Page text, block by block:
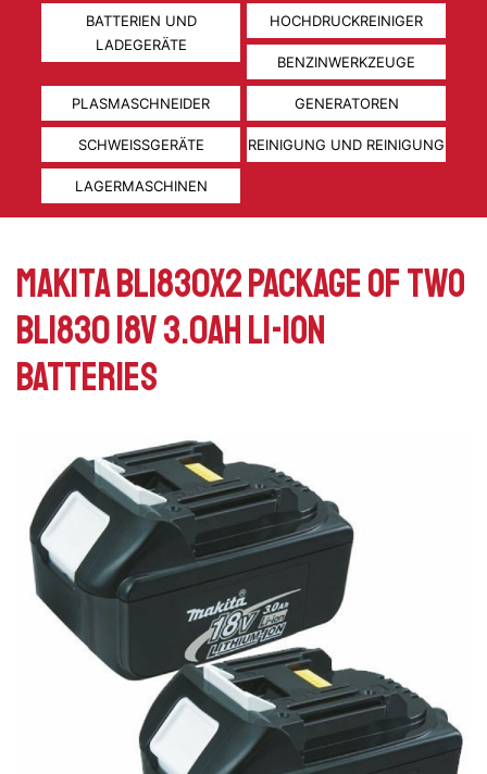
BATTERIEN UND
LADEGERÄTE
HOCHDRUCKREINIGER
BENZINWERKZEUGE
PLASMASCHNEIDER GENERATOREN
SCHWEISSGERÄTE REINIGUNG UND REINIGUNG
LAGERMASCHINEN
Makita BL1830X2 package of two
BL1830 18v 3.0ah Li-Ion
batteries